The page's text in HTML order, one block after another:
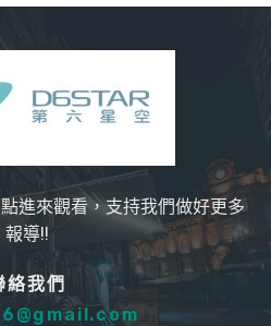
進來觀看，支持我們做好更多
報導!!
絡我們